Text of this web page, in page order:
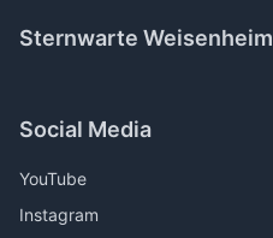
Sternwarte Weisenheim
Social Media
YouTube
Instagram